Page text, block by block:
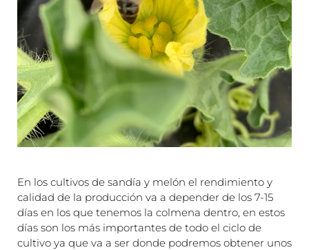
En los cultivos de sandía y melón el rendimiento y
calidad de la producción va a depender de los 7-15
días en los que tenemos la colmena dentro, en estos
días son los más importantes de todo el ciclo de
cultivo ya que va a ser donde podremos obtener unos